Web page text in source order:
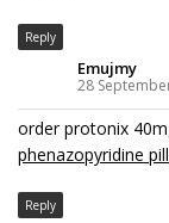
Reply
Emujmy
28
order protonix
phenazopyridine pill
Reply